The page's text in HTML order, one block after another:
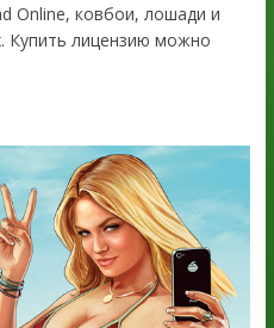
Online, ковбои, лошади и
Купить лицензию можно